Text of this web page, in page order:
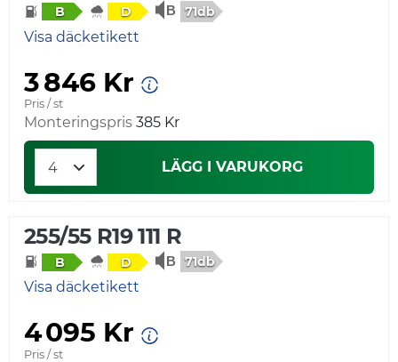
B D 71db
Visa däcketikett
3 846 Kr
Pris / st
Monteringspris 385 Kr
LÄGG I VARUKORG
255/55 R19 111 R
B D 71db
Visa däcketikett
4 095 Kr
Pris / st